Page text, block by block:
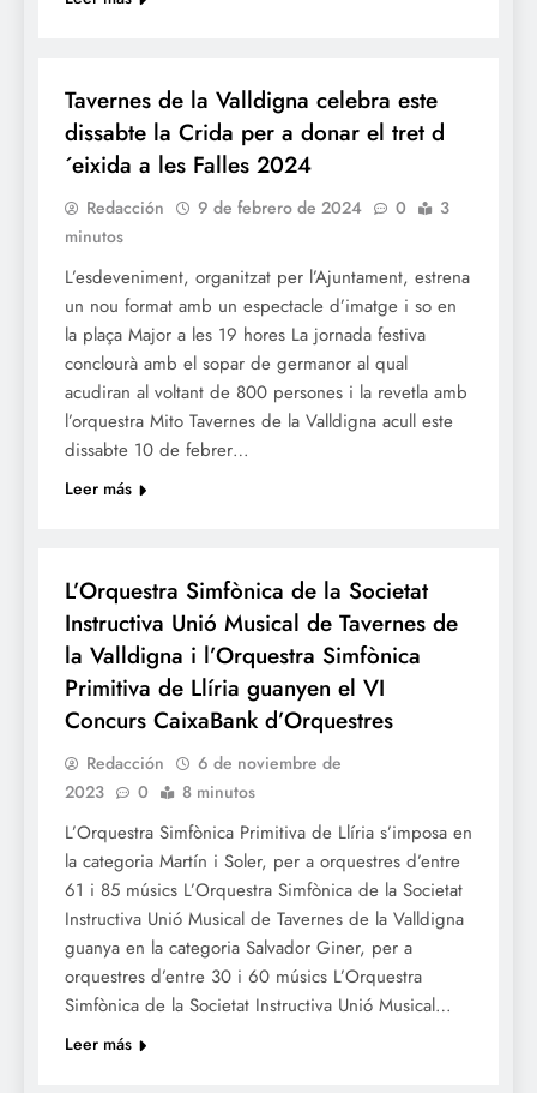
Tavernes de la Valldigna celebra este
dissabte la Crida per a donar el tret d
´eixida a les Falles 2024
Redacción 9 de febrero de 2024 0
3
minutos
L’esdeveniment, organitzat per l’Ajuntament, estrena
un nou format amb un espectacle d’imatge i so en
la plaça Major a les 19 hores La jornada festiva
conclourà amb el sopar de germanor al qual
acudiran al voltant de 800 persones i la revetla amb
l’orquestra Mito Tavernes de la Valldigna acull este
dissabte 10 de febrer…
Leer más
L’Orquestra Simfònica de la Societat
Instructiva Unió Musical de Tavernes de
la Valldigna i l’Orquestra Simfònica
Primitiva de Llíria guanyen el VI
Concurs CaixaBank d’Orquestres
Redacción
6 de noviembre de
2023
0 8 minutos
L’Orquestra Simfònica Primitiva de Llíria s’imposa en
la categoria Martín i Soler, per a orquestres d’entre
61 i 85 músics L’Orquestra Simfònica de la Societat
Instructiva Unió Musical de Tavernes de la Valldigna
guanya en la categoria Salvador Giner, per a
orquestres d’entre 30 i 60 músics L’Orquestra
Simfònica de la Societat Instructiva Unió Musical…
Leer más